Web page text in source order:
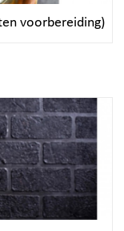
voorbereiding)